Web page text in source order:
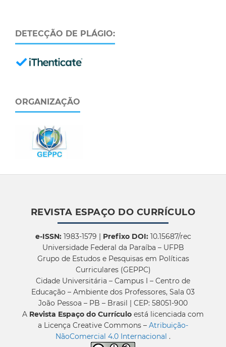
DETECÇÃO DE PLÁGIO:
ORGANIZAÇÃO
REVISTA ESPAÇO DO CURRÍCULO
e-ISSN:1983-1579 | Prefixo DOI:10.15687/rec
Universidade Federal da Paraíba – UFPB
Grupo de Estudos e Pesquisas em Políticas
Curriculares (GEPPC)
Cidade Universitária – Campus I – Centro de
Educação – Ambiente dos Professores, Sala 03
João Pessoa – PB – Brasil | CEP: 58051-900
A Revista Espaço do Currículo está licenciada com
a Licença Creative Commons – Atribuição-
NãoComercial 4.0 Internacional .